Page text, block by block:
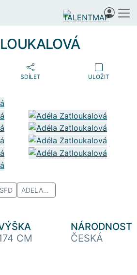
SDÍLET ULOŽIT
ADELAZATLOUKALOVA
CM
NÁRODNOST
ČESKÁ